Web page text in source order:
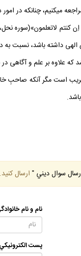
مي‏كنيم، چنانكه در
الهى داشته باشد، نسبت به
كه علاوه بر علم و
است مگر آنكه صاحبِ
سوال ديني " ارسال كنيد.
نام و نام
پست